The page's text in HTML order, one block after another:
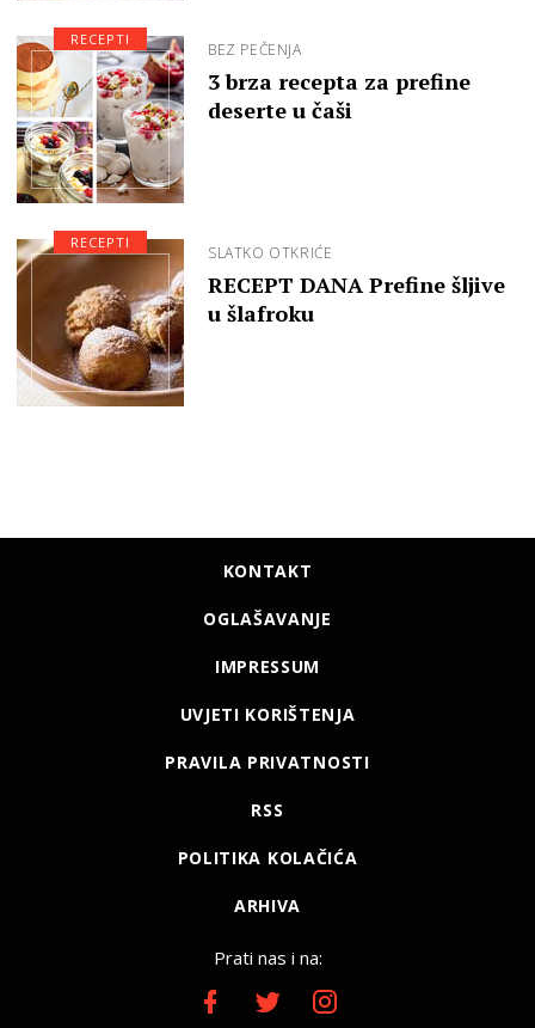
BEZ PEČENJA
3 brza recepta za prefine
deserte u čaši
RECEPTI
SLATKO OTKRIĆE
RECEPT DANA Prefine šljive
u šlafroku
RECEPTI
KONTAKT
OGLAŠAVANJE
IMPRESSUM
UVJETI KORIŠTENJA
PRAVILA PRIVATNOSTI
RSS
POLITIKA KOLAČIĆA
ARHIVA
Prati nas i na: